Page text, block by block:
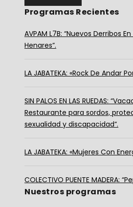
Programas Recientes
AVPAM L7B: “Nuevos Derribos
Henares”.
LA JABATEKA: «Rock De Andar
SIN PALOS EN LAS RUEDAS:
Restaurante para sordos,
sexualidad y discapacidad”.
LA JABATEKA: «Mujeres Con
COLECTIVO PUENTE MADERA:
Nuestros programas